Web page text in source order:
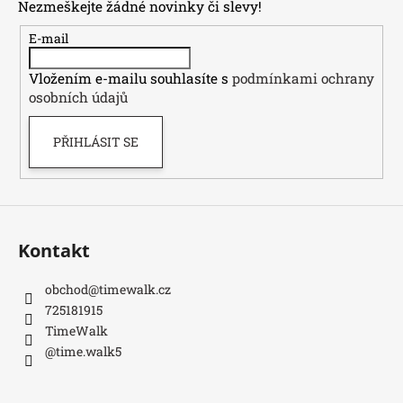
Nezmeškejte žádné novinky či slevy!
E-mail
Vložením e-mailu souhlasíte s podmínkami ochrany
osobních údajů
PŘIHLÁSIT SE
Kontakt
obchod@timewalk.cz
725181915
TimeWalk
@time.walk5